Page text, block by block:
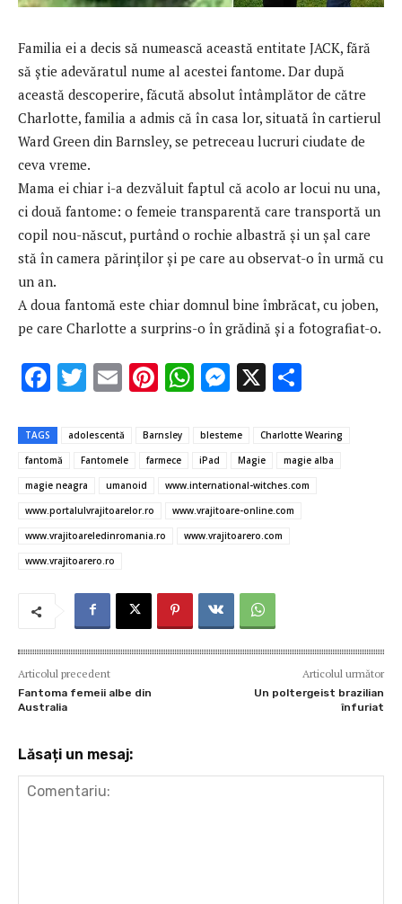
Familia ei a decis să numească această entitate JACK, fără
să știe adevăratul nume al acestei fantome. Dar după
această descoperire, făcută absolut întâmplător de către
Charlotte, familia a admis că în casa lor, situată în cartierul
Ward Green din Barnsley, se petreceau lucruri ciudate de
ceva vreme.
Mama ei chiar i-a dezvăluit faptul că acolo ar locui nu una,
ci două fantome: o femeie transparentă care transportă un
copil nou-născut, purtând o rochie albastră și un șal care
stă în camera părinților şi pe care au observat-o în urmă cu
un an.
A doua fantomă este chiar domnul bine îmbrăcat, cu joben,
pe care Charlotte a surprins-o în grădină şi a fotografiat-o.
F
e
b
o
o
k
T
it
te
r
E
ai
l
Pi
er
es
t
W
at
s
A
p
p
M
se
n
g
er
X
ta
je
az
TAGS adolescentă Barnsley blesteme
Charlotte Wearing
fantomă
Fantomele farmece iPad Magie
magie alba
magie neagra
umanoid
www.international-witches.com
www.portalulvrajitoarelor.ro
www.vrajitoare-online.com
www.vrajitoareledinromania.ro
www.vrajitoarero.com
www.vrajitoarero.ro
Articolul precedent
Fantoma femeii albe din
Australia
Articolul următor
Un poltergeist brazilian
înfuriat
Lăsați un mesaj: